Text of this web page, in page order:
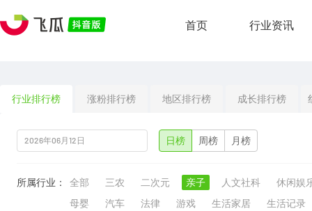
首页 行业资讯
行业排行榜 涨粉排行榜 地区排行榜 成长排行榜
日榜 周榜 月榜
所属行业： 全部 三农 二次元 亲子 人文社科
休闲娱
母婴
汽车 法律 游戏 生活家居
生活记录